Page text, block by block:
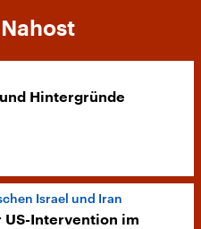
Hintergründe
Israel und Iran
US-Intervention im